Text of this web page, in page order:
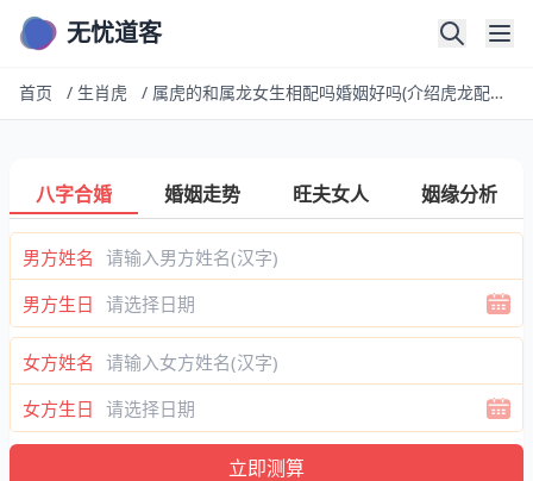
无忧道客
首页 / 生肖虎 / 属虎的和属龙女生相配吗婚姻好吗(介绍虎龙配婚姻美)
八字合婚 婚姻走势 旺夫女人 姻缘分析
男方姓名
男方生日
女方姓名
女方生日